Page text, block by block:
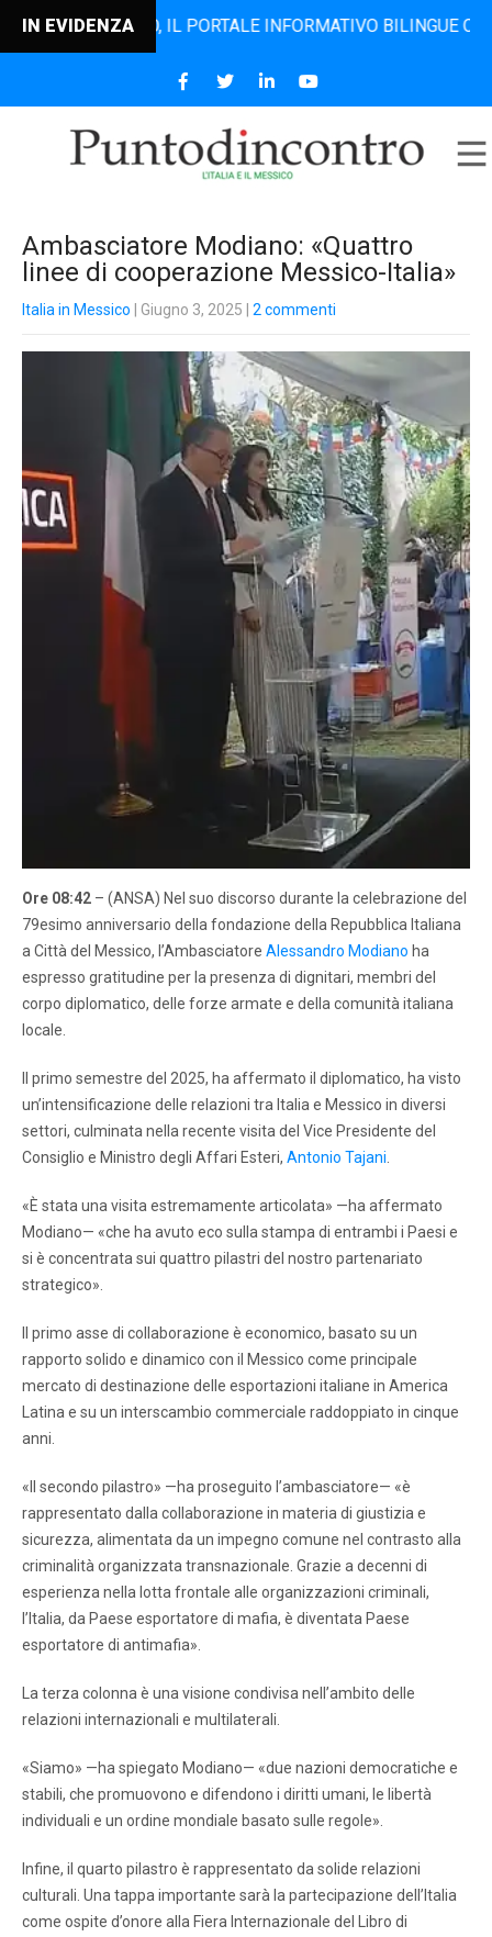
IN EVIDENZAIL PORTALE INFORMATIVO BILINGUE CHE
Ambasciatore Modiano: «Quattro
linee di cooperazione Messico-Italia»
Italia in Messico | Giugno 3, 2025 2 commenti
Ore 08:42 – (ANSA) Nel suo discorso durante la celebrazione del
79esimo anniversario della fondazione della Repubblica Italiana
a Città del Messico, l’Ambasciatore Alessandro Modiano ha
espresso gratitudine per la presenza di dignitari, membri del
corpo diplomatico, delle forze armate e della comunità italiana
locale.
Il primo semestre del 2025, ha affermato il diplomatico, ha visto
un’intensificazione delle relazioni tra Italia e Messico in diversi
settori, culminata nella recente visita del Vice Presidente del
Consiglio e Ministro degli Affari Esteri, Antonio Tajani
«È stata una visita estremamente articolata» —ha affermato
Modiano— «che ha avuto eco sulla stampa di entrambi i Paesi e
si è concentrata sui quattro pilastri del nostro partenariato
strategico».
Il primo asse di collaborazione è economico, basato su un
rapporto solido e dinamico con il Messico come principale
mercato di destinazione delle esportazioni italiane in America
Latina e su un interscambio commerciale raddoppiato in cinque
anni.
«Il secondo pilastro» —ha proseguito l’ambasciatore— «è
rappresentato dalla collaborazione in materia di giustizia e
sicurezza, alimentata da un impegno comune nel contrasto alla
criminalità organizzata transnazionale. Grazie a decenni di
esperienza nella lotta frontale alle organizzazioni criminali,
l’Italia, da Paese esportatore di mafia, è diventata Paese
esportatore di antimafia».
La terza colonna è una visione condivisa nell’ambito delle
relazioni internazionali e multilaterali.
«Siamo» —ha spiegato Modiano— «due nazioni democratiche e
stabili, che promuovono e difendono i diritti umani, le libertà
individuali e un ordine mondiale basato sulle regole».
Infine, il quarto pilastro è rappresentato da solide relazioni
culturali. Una tappa importante sarà la partecipazione dell’Italia
come ospite d’onore alla Fiera Internazionale del Libro di